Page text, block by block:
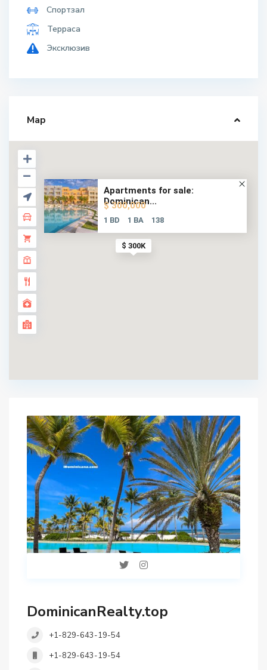
Спортзал
Терраса
Эксклюзив
Map
$ 300K
Apartments for sale:
Dominican...
$ 300,000
1 BD 1 BA 138
DominicanRealty.top
+1-829-643-19-54
+1-829-643-19-54